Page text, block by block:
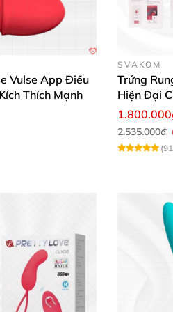
đóng gói : 84 gam
: Nữ giới trên 18 tuổi
: Gel bôi trơn cao cấp 🎁
này đảm bảo trứng rung từ
Sử Dụng Đơn Giản &
Lovetoy cực kỳ dễ dàng
Vulse App Điều
Thích Mạnh
SVAKOM
Trứng
Hiện Đại
2.535.000₫